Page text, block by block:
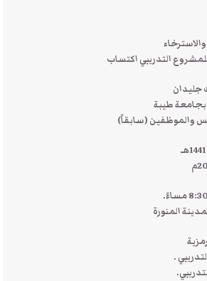
التدريبي اكتساب
جليدان
طيبة
والموظفين (سابقاً)
المنورة
.